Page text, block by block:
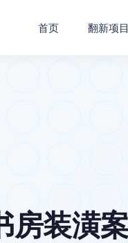
首页 翻新项目
房装潢